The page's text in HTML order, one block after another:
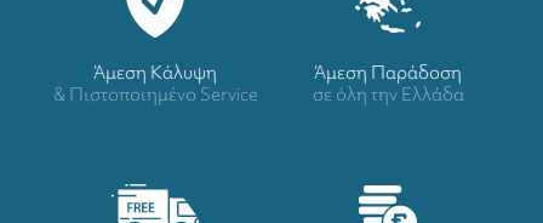
Άμεση Κάλυψη
& Πιστοποιημένο Service
Άμεση Παράδοση
σε όλη την Ελλάδα